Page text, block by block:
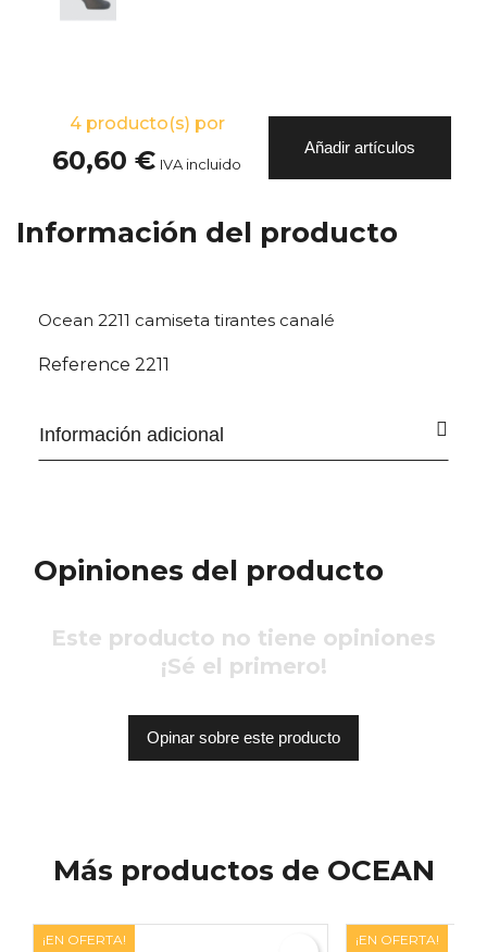
4producto(s) por
60,60 € IVA incluido
Añadir artículos
Información del producto
Ocean 2211 camiseta tirantes canalé
Reference 2211
Información adicional
Opiniones del producto
Este producto no tiene opiniones
¡Sé el primero!
Opinar sobre este producto
Más productos de OCEAN
¡EN OFERTA! ¡EN OFERTA!